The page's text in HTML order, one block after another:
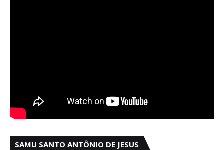
SAMU SANTO ANTÔNIO DE JESUS